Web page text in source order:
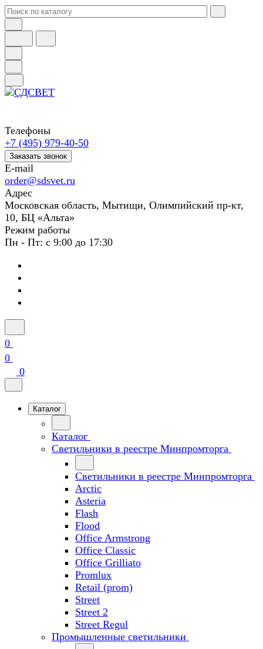
Телефоны
+7 (495) 979-40-50
Заказать звонок
E-mail
order@sdsvet.ru
Адрес
Московская область, Мытищи, Олимпийский пр-кт,
10, БЦ «Альта»
Режим работы
Пн - Пт: с 9:00 до 17:30
0
0
0
Каталог
Каталог
Светильники в реестре Минпромторга
Светильники в реестре Минпромторга
Arctic
Asteria
Flash
Flood
Office Armstrong
Office Classic
Office Grilliato
Promlux
Retail (prom)
Street
Street 2
Street Regul
Промышленные светильники